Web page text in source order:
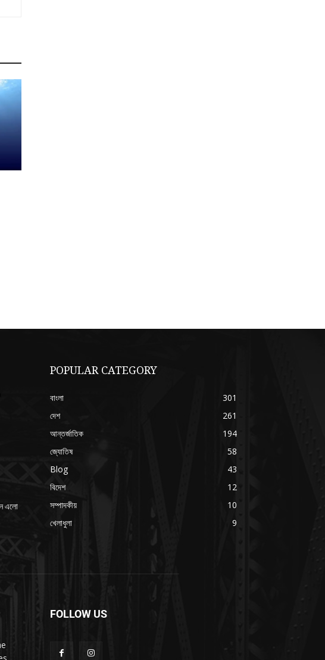
এলো
POPULAR CATEGORY
বাংলা
301
দেশ
261
আন্তর্জাতিক
194
জ্যোতিষ
58
Blog
43
বিদেশ
12
সম্পাদকীয়
10
খেলাধুলা
9
FOLLOW US